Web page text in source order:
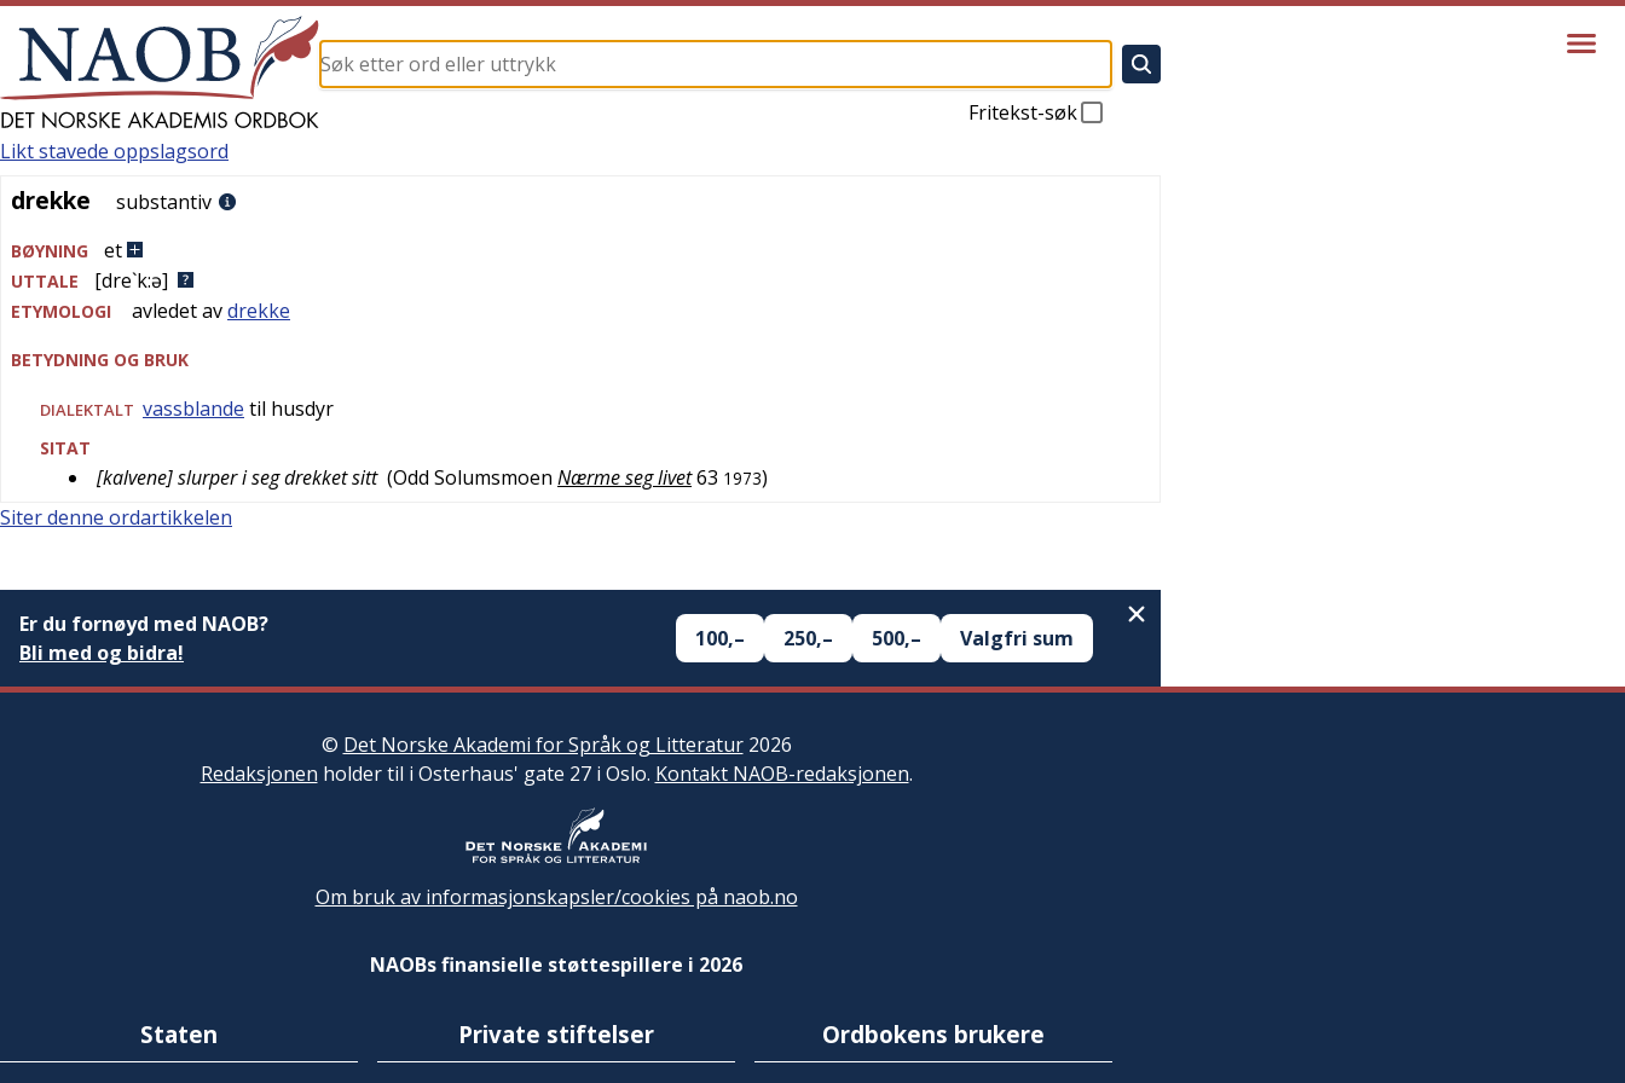
Fritekst-søk
drekke
Likt stavede oppslagsord
drekke substantiv
BØYNING et
UTTALE [dre`k:ə]
ETYMOLOGI avledet avdrekke
BETYDNING OG BRUK
DIALEKTALT vassblande til husdyr
SITAT
[kalvene] slurper i seg drekket sitt (Odd Solumsmoen Nærme seg livet63 1973)
Siter denne ordartikkelen
Er du fornøyd med NAOB?
Bli med og bidra!
100,– 250,– 500,– Valgfri sum
© Det Norske Akademi for Språk og Litteratur2026
Redaksjonen holder til i Osterhaus' gate 27 i Oslo. Kontakt NAOB-redaksjonen.
Om bruk av informasjonskapsler/cookies på naob.no
NAOBs finansielle støttespillere i 2026
Staten Private stiftelser Ordbokens brukere